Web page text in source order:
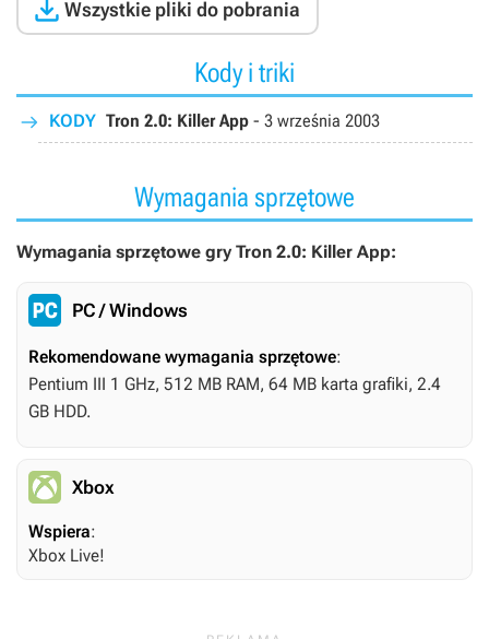
 Wszystkie pliki do pobrania
Kody i triki
KODY Tron 2.0: Killer App - 3 września 2003
Wymagania sprzętowe
Wymagania sprzętowe gry Tron 2.0: Killer App:
PC / Windows
Rekomendowane wymagania sprzętowe:
Pentium III 1 GHz, 512 MB RAM, 64 MB karta grafiki, 2.4
GB HDD.
Xbox
Wspiera:
Xbox Live!